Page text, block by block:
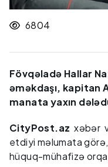
6804
Fövqəladə Hallar
əməkdaşı, kapitan
manata yaxın
CityPost.az xəbər
etdiyi məlumata
hüquq-mühafizə